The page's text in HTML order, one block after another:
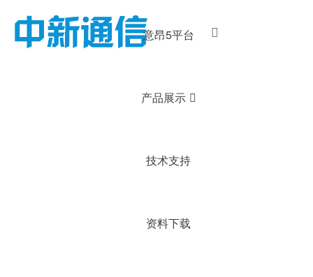
意昂5平台
产品展示
技术支持
资料下载